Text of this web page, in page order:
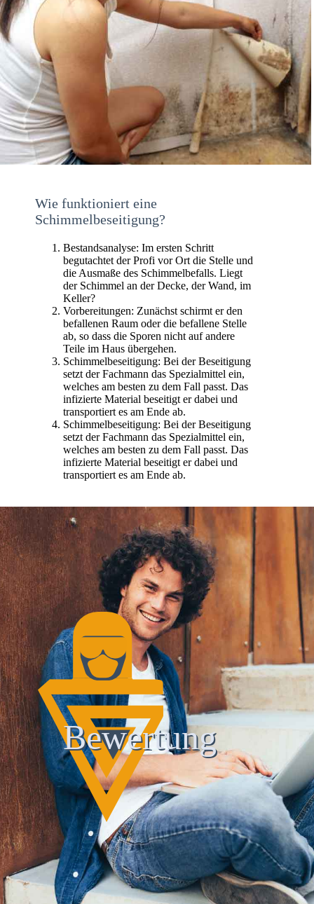
Wie funktioniert eine
Schimmelbeseitigung?
Bestandsanalyse: Im ersten Schritt
begutachtet der Profi vor Ort die Stelle und
die Ausmaße des Schimmelbefalls. Liegt
der Schimmel an der Decke, der Wand, im
Keller?
Vorbereitungen: Zunächst schirmt er den
befallenen Raum oder die befallene Stelle
ab, so dass die Sporen nicht auf andere
Teile im Haus übergehen.
Schimmelbeseitigung: Bei der Beseitigung
setzt der Fachmann das Spezialmittel ein,
welches am besten zu dem Fall passt. Das
infizierte Material beseitigt er dabei und
transportiert es am Ende ab.
Schimmelbeseitigung: Bei der Beseitigung
setzt der Fachmann das Spezialmittel ein,
welches am besten zu dem Fall passt. Das
infizierte Material beseitigt er dabei und
transportiert es am Ende ab.
Bewertung